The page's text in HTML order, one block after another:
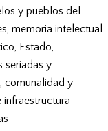
y pueblos del
memoria intelectual
Estado,
seriadas y
comunalidad y
infraestructura